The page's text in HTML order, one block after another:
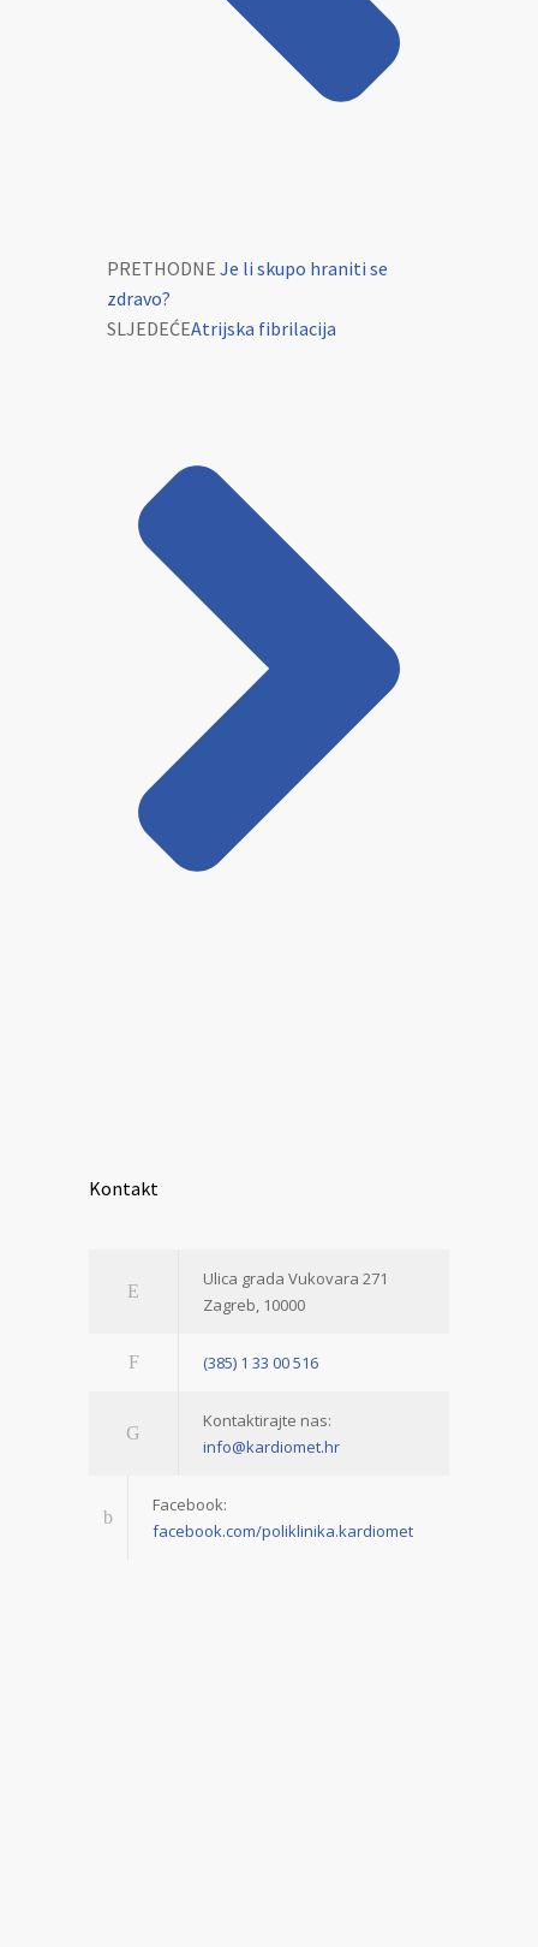
PRETHODNE Je li skupo hraniti se
zdravo?
SLJEDEĆEAtrijska fibrilacija
Kontakt
Ulica grada Vukovara 271
Zagreb, 10000
(385) 1 33 00 516
Kontaktirajte nas:
info@kardiomet.hr
Facebook:
facebook.com/poliklinika.kardiomet